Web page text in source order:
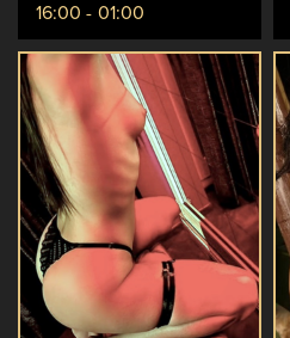
16:00 - 01:00